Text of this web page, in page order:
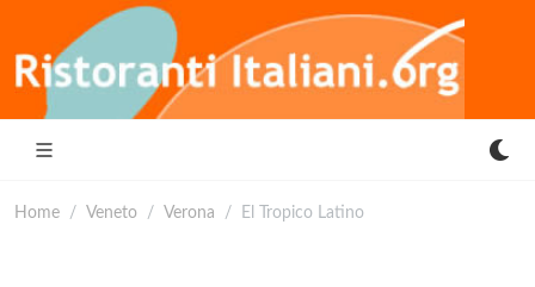
Home Veneto Verona El Tropico Latino